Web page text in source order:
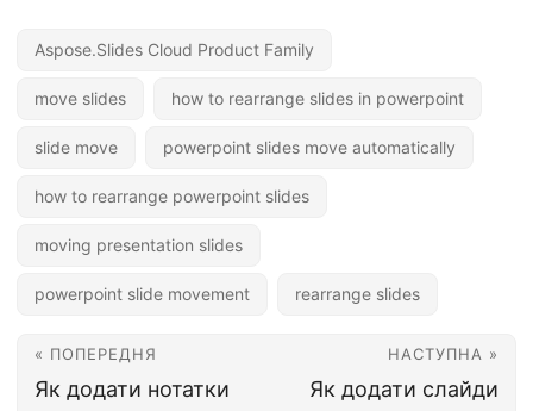
Aspose.Slides Cloud Product Family
move slides how to rearrange slides in powerpoint
slide move powerpoint slides move automatically
how to rearrange powerpoint slides
moving presentation slides
powerpoint slide movement rearrange slides
« ПОПЕРЕДНЯ
Як додати нотатки
НАСТУПНА »
Як додати слайди